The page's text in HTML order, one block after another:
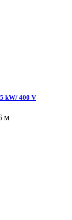
kW/ 400 V
м